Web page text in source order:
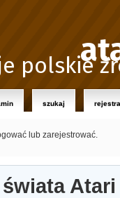
polskie
szukaj
lub zarejestrować.
Atari